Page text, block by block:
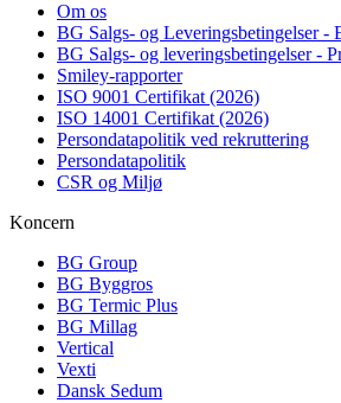
Om os
BG Salgs- og Leveringsbetingelser -
BG Salgs- og leveringsbetingelser -
Smiley-rapporter
ISO 9001 Certifikat (2026)
ISO 14001 Certifikat (2026)
Persondatapolitik ved rekruttering
Persondatapolitik
CSR og Miljø
Koncern
BG Group
BG Byggros
BG Termic Plus
BG Millag
Vertical
Vexti
Dansk Sedum